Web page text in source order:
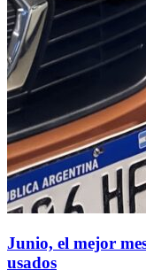
Junio, el mejor
usados